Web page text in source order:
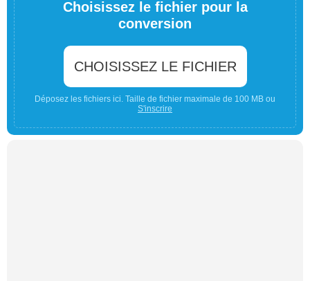
Choisissez le fichier pour la
conversion
CHOISISSEZ LE FICHIER
Déposez les fichiers ici. Taille de fichier maximale de 100 MB ou
S'inscrire